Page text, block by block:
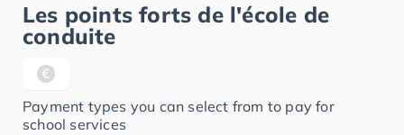
Les points forts de l'école de
conduite
Payment types you can select from to pay for
school services